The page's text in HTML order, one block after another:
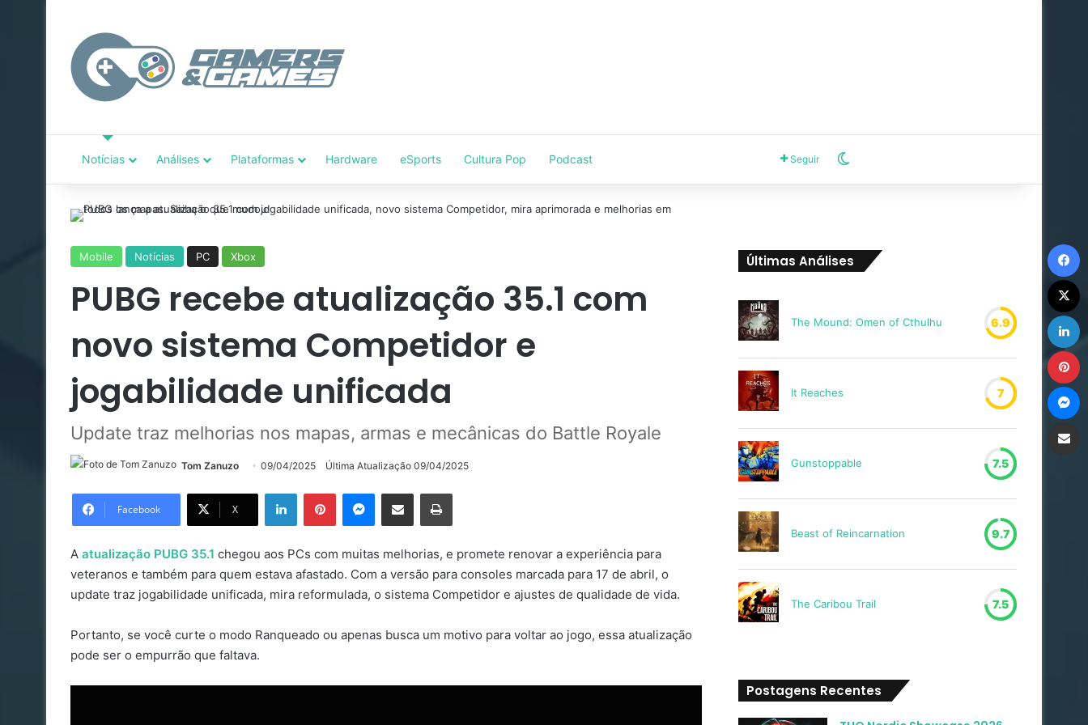
Notícias Análises Plataformas Hardware eSports Cultura Pop Podcast Seguir
Mobile Notícias PC Xbox
PUBG recebe atualização 35.1 com
novo sistema Competidor e
jogabilidade unificada
Update traz melhorias nos mapas, armas e mecânicas do Battle Royale
Tom Zanuzo 09/04/2025 Última Atualização 09/04/2025
Facebook X
LinkedinPinterestMessenger
Compartilhar via e-mail Imprimir
A atualização PUBG 35.1 chegou aos PCs com muitas melhorias, e promete renovar a experiência para
veteranos e também para quem estava afastado. Com a versão para consoles marcada para 17 de abril, o
update traz jogabilidade unificada, mira reformulada, o sistema Competidor e ajustes de qualidade de vida.
Portanto, se você curte o modo Ranqueado ou apenas busca um motivo para voltar ao jogo, essa atualização
pode ser o empurrão que faltava.
Últimas Análises
The Mound: Omen of Cthulhu 6.9
It Reaches 7
Gunstoppable 7.5
Beast of Reincarnation 9.7
The Caribou Trail 7.5
Postagens Recentes